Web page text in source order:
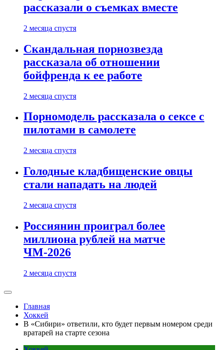
рассказали о съемках вместе
2 месяца спустя
Скандальная порнозвезда
рассказала об отношении
бойфренда к ее работе
2 месяца спустя
Порномодель рассказала о сексе с
пилотами в самолете
2 месяца спустя
Голодные кладбищенские овцы
стали нападать на людей
2 месяца спустя
Россиянин проиграл более
миллиона рублей на матче
ЧМ-2026
2 месяца спустя
Главная
Хоккей
В «Сибири» ответили, кто будет первым номером среди
вратарей на старте сезона